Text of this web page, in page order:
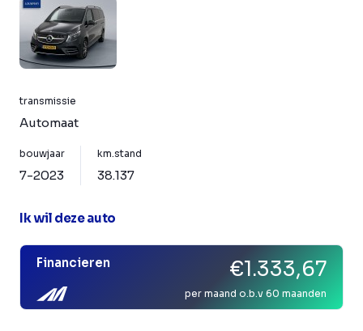
transmissie
Automaat
bouwjaar
7-2023
km.stand
38.137
Ik wil deze auto
Financieren €1.333,67
per maand o.b.v 60 maanden